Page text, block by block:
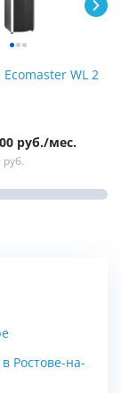
WL 2
руб./мес.
Ростове-на-